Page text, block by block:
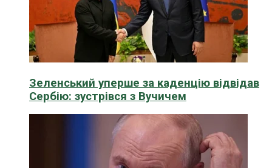
Зеленський уперше за каденцію відвідав
Сербію: зустрівся з Вучичем